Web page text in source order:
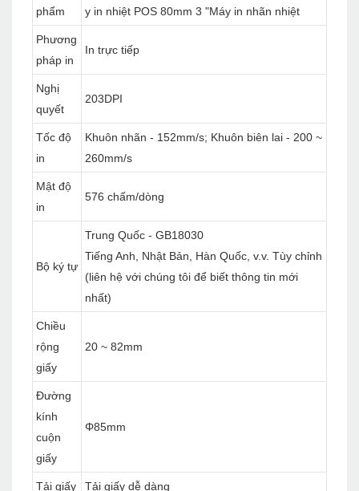
phẩm
y in nhiệt POS 80mm 3 "Máy in nhãn nhiệt
Phương
pháp in
In trực tiếp
Nghị
quyết
203DPI
Tốc độ
in
Khuôn nhãn - 152mm/s; Khuôn biên lai - 200 ~
260mm/s
Mật độ
in
576 chấm/dòng
Bộ ký tự
Trung Quốc - GB18030
Tiếng Anh, Nhật Bản, Hàn Quốc, v.v. Tùy chỉnh
(liên hệ với chúng tôi để biết thông tin mới
nhất)
Chiều
rộng
giấy
20 ~ 82mm
Đường
kính
cuộn
giấy
Φ85mm
Tải giấy Tải giấy dễ dàng